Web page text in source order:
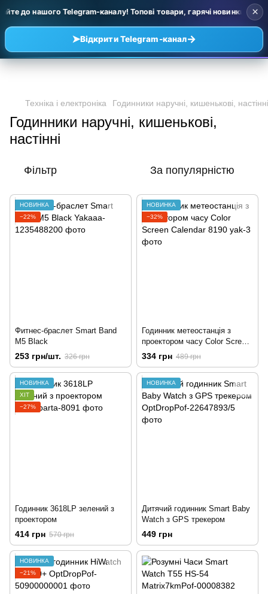
до нашого Telegram-каналу! Топові товари, гарячі новинки та
➤Відкрити Telegram-канал→
×
Техніка і електроніка Годинники наручні, кишенькові, настінні
Годинники наручні, кишенькові,
настінні
Фільтр За популярністю
НОВИНКА
−22%
Фитнес-браслет Smart Band
M5 Black
253 грн/шт. 326 грн
НОВИНКА
−32%
Годинник метеостанція з
проектором часу Color Screen
Calendar 8190
334 грн 489 грн
НОВИНКА
ХІТ
−27%
Годинник 3618LP зелений з
проектором
414 грн 570 грн
НОВИНКА
Дитячий годинник Smart Baby
Watch з GPS трекером
449 грн
НОВИНКА
−21%